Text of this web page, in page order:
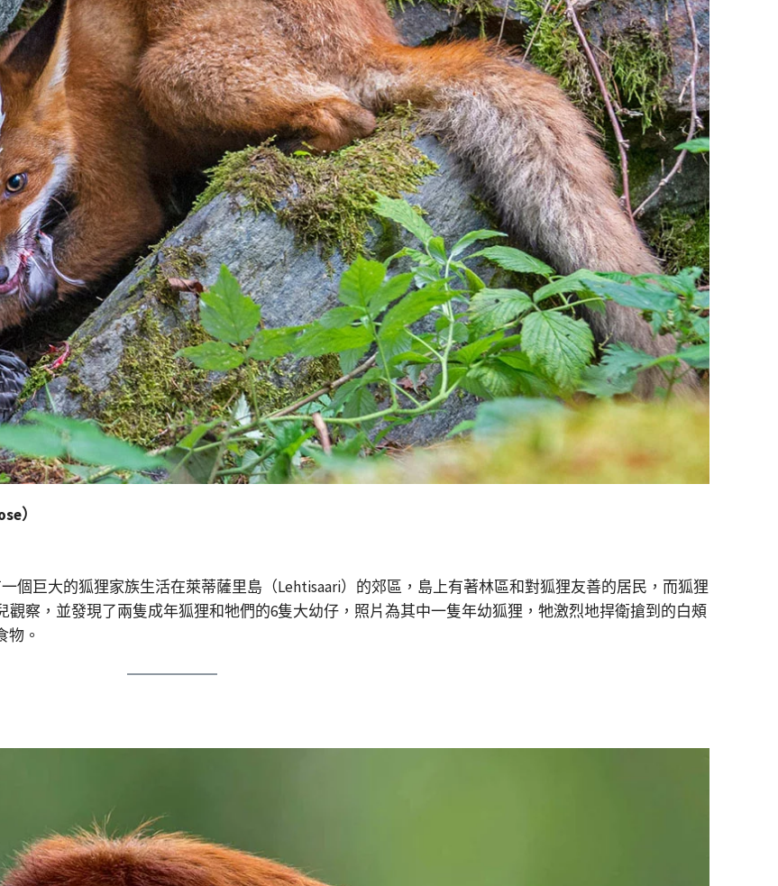
）
個巨大的狐狸家族生活在萊蒂薩里島（Lehtisaari）的郊區，島上有著林區和對狐狸友善的居民，而狐狸
察，並發現了兩隻成年狐狸和牠們的6隻大幼仔，照片為其中一隻年幼狐狸，牠激烈地捍衛搶到的白頰
物。